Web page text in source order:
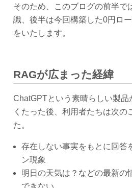
そのため、このブログの前半で
識、後半は今回構築した0円ロ
をいたします。
RAGが広まった経緯
ChatGPTという素晴らしい製品
くたった後、利用者たちは次の
た。
存在しない事実をもとに回答
ン現象
明日の天気は？などの最新の
できない